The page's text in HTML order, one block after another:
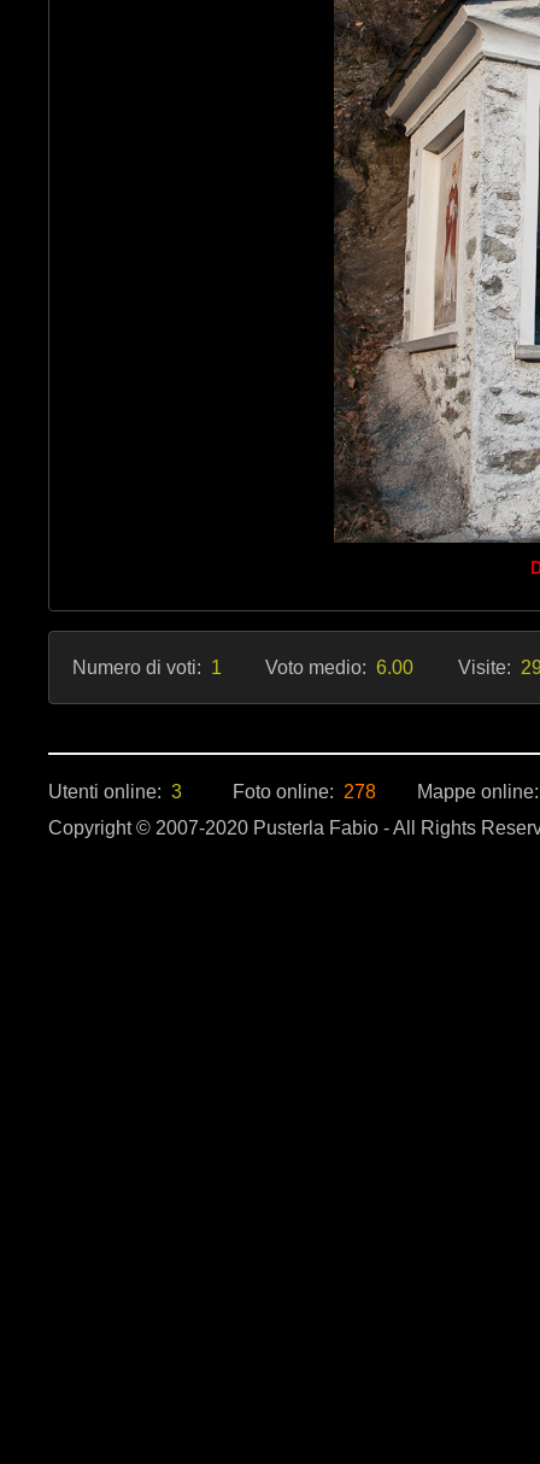
Numero di voti: 1 Voto medio: 6.00 Visite:
Utenti online: 3 Foto online: 278
Mappe
Copyright © 2007-2020 Pusterla Fabio - All Rights